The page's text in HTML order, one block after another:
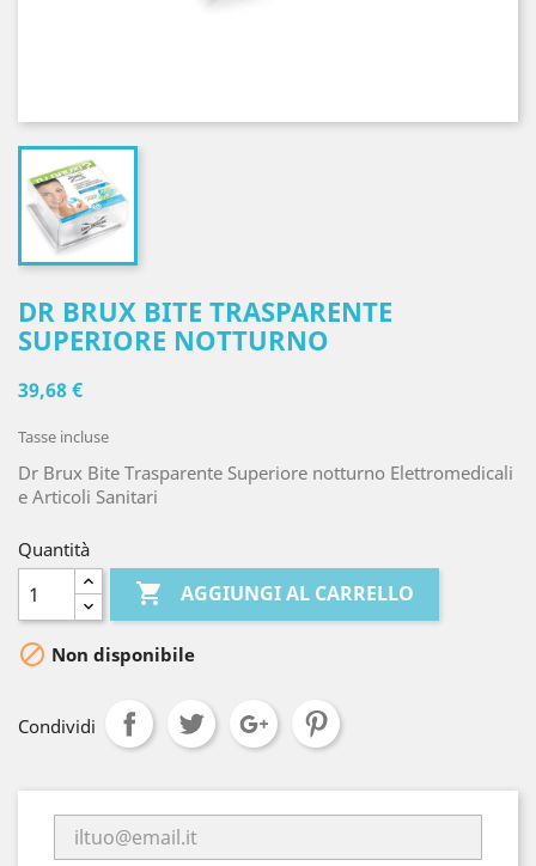
DR BRUX BITE TRASPARENTE
SUPERIORE NOTTURNO
39,68 €
Tasse incluse
Dr Brux Bite Trasparente Superiore notturno Elettromedicali
e Articoli Sanitari
Quantità
 AGGIUNGI AL CARRELLO
 Non disponibile
Condividi